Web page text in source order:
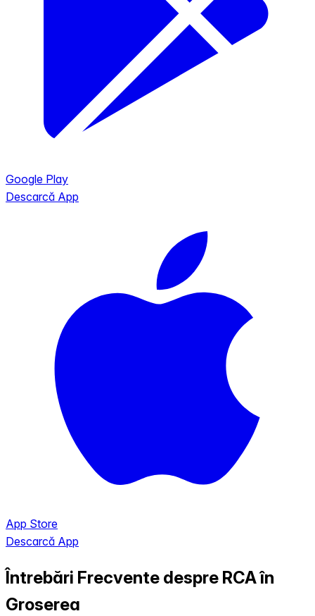
Google Play
Descarcă App
App Store
Descarcă App
Întrebări Frecvente despre RCA în
Groserea